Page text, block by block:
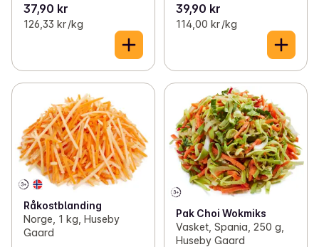
37,90 kr
126,33 kr /kg
39,90 kr
114,00 kr /kg
Råkostblanding
Norge, 1 kg, Huseby
Gaard
Pak Choi Wokmiks
Vasket, Spania, 250 g,
Huseby Gaard